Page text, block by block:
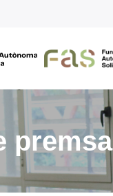
premsa